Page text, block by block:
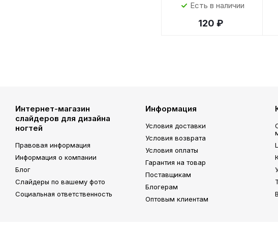
Есть в наличии
120 ₽
Интернет-магазин
слайдеров для дизайна
ногтей
Правовая информация
Информация о компании
Блог
Слайдеры по вашему фото
Социальная ответственность
Информация
Условия доставки
Условия возврата
Условия оплаты
Гарантия на товар
Поставщикам
Блогерам
Оптовым клиентам